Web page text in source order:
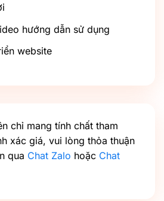
hướng dẫn sử dụng
website
chỉ mang tính chất tham
xác giá, vui lòng thỏa thuận
qua Chat Zalo hoặc Chat